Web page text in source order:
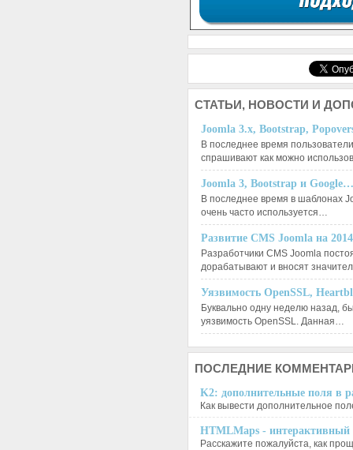
СТАТЬИ, НОВОСТИ И
Joomla 3.x, Bootstrap,
В последнее время
спрашивают как можно
Joomla 3, Bootstrap и Google…
В последнее время в шаблонах
очень часто используется…
Развитие CMS Joomla на
Разработчики CMS Joomla
дорабатывают и вносят
Уязвимость OpenSSL,
Буквально одну неделю назад,
уязвимость OpenSSL. Данная…
ПОСЛЕДНИЕ
K2: дополнительные поля в
Как вывести дополнительное
HTMLMaps - интерактивный
Расскажите пожалуйста, как